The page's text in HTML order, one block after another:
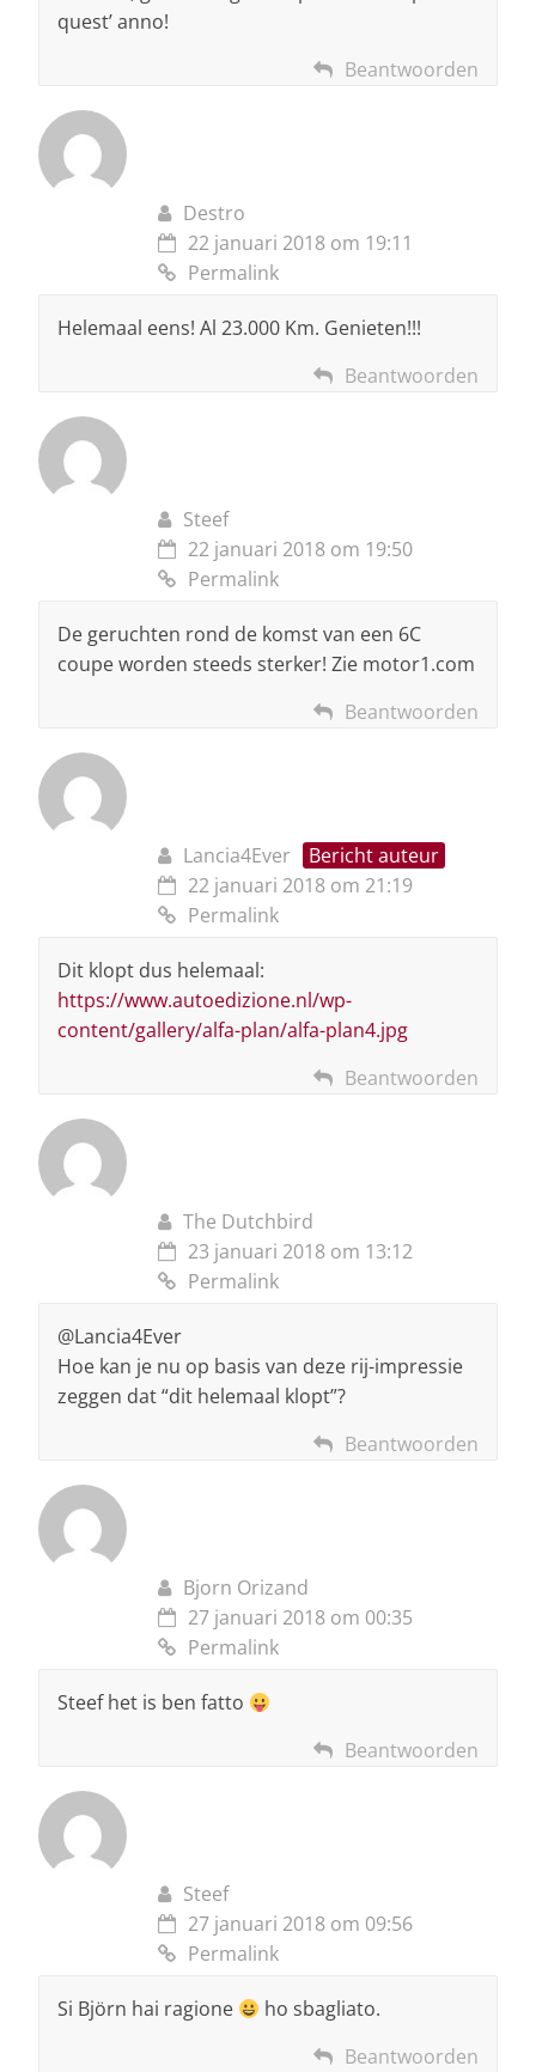
quest’ anno!
Beantwoorden
Destro
22 januari 2018 om 19:11
Permalink
Helemaal eens! Al 23.000 Km. Genieten!!!
Beantwoorden
Steef
22 januari 2018 om 19:50
Permalink
De geruchten rond de komst van een 6C
coupe worden steeds sterker! Zie motor1.com
Beantwoorden
Lancia4Ever
Bericht auteur
22 januari 2018 om 21:19
Permalink
Dit klopt dus helemaal:
https://www.autoedizione.nl/wp-
content/gallery/alfa-plan/alfa-plan4.jpg
Beantwoorden
The Dutchbird
23 januari 2018 om 13:12
Permalink
@Lancia4Ever
Hoe kan je nu op basis van deze rij-impressie
zeggen dat “dit helemaal klopt”?
Beantwoorden
Bjorn Orizand
27 januari 2018 om 00:35
Permalink
Steef het is ben fatto
Beantwoorden
Steef
27 januari 2018 om 09:56
Permalink
Si Björn hai ragione
ho sbagliato.
Beantwoorden